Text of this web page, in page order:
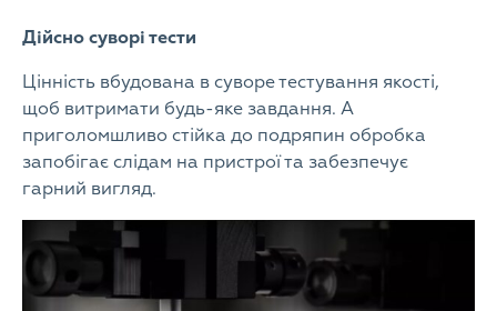
Дійсно суворі тести
Цінність вбудована в суворе тестування якості,
щоб витримати будь-яке завдання. А
приголомшливо стійка до подряпин обробка
запобігає слідам на пристрої та забезпечує
гарний вигляд.